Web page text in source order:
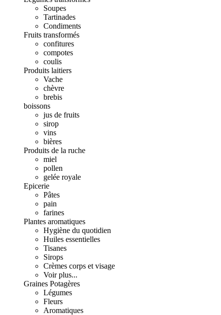
Soupes
Tartinades
Condiments
Fruits transformés
confitures
compotes
coulis
Produits laitiers
Vache
chèvre
brebis
boissons
jus de fruits
sirop
vins
bières
Produits de la ruche
miel
pollen
gelée royale
Epicerie
Pâtes
pain
farines
Plantes aromatiques
Hygiène du quotidien
Huiles essentielles
Tisanes
Sirops
Crèmes corps et visage
Voir plus...
Graines Potagères
Légumes
Fleurs
Aromatiques